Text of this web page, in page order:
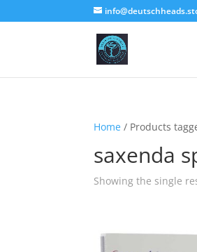
Home / Products
saxenda
Showing the single